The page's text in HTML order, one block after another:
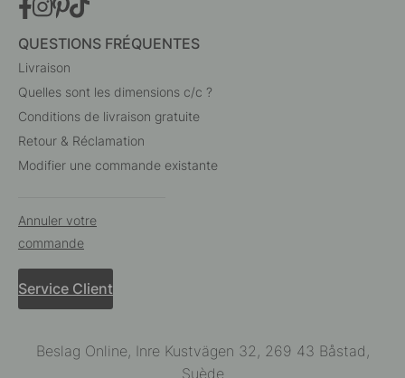
QUESTIONS FRÉQUENTES
Livraison
Quelles sont les dimensions c/c ?
Conditions de livraison gratuite
Retour & Réclamation
Modifier une commande existante
Annuler votre
commande
Service Client
Beslag Online, Inre Kustvägen 32, 269 43 Båstad,
Suède